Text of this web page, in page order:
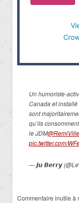
Un humoriste-
Canada et
sont
qu’ils
le JDM
pic.twitter.com/
— 𝙅𝙪 𝘽𝙚𝙧𝙧𝙮
Commentaire inutile à